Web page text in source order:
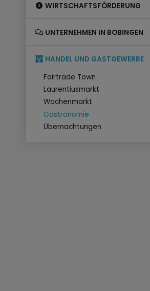
WIRTSCHAFTSFÖRDERUNG
UNTERNEHMEN IN BOBINGEN
HANDEL UND GASTGEWERBE
Fairtrade Town
Laurentiusmarkt
Wochenmarkt
Gastronomie
Übernachtungen